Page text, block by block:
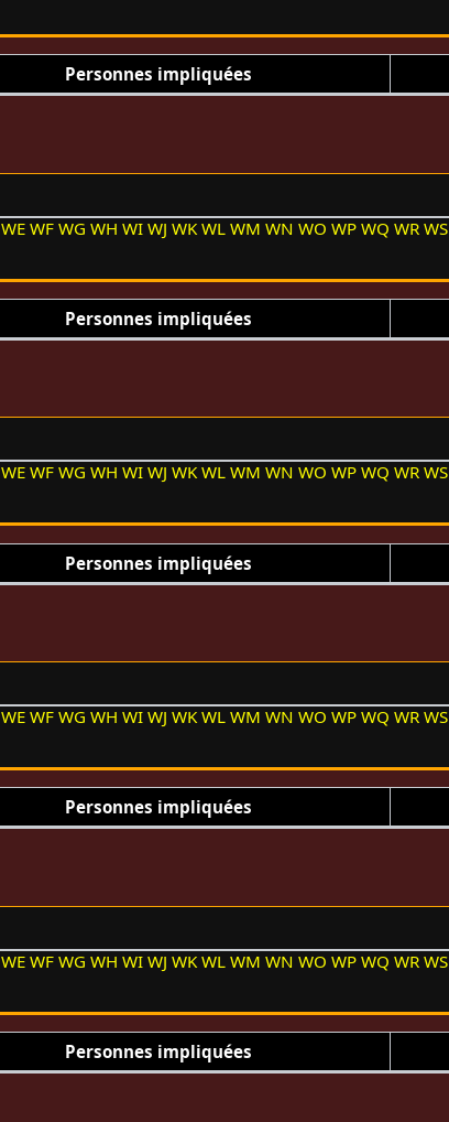
Personnes impliquées
WE WF WG WH WI WJ WK WL WM WN WO WP WQ WR WS
Personnes impliquées
WE WF WG WH WI WJ WK WL WM WN WO WP WQ WR WS
Personnes impliquées
WE WF WG WH WI WJ WK WL WM WN WO WP WQ WR WS
Personnes impliquées
WE WF WG WH WI WJ WK WL WM WN WO WP WQ WR WS
Personnes impliquées